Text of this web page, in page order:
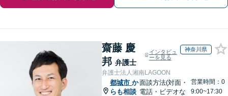
齋藤 慶
邦 弁護士
インタビュ
ーを見る
神奈川県
弁護士法人湘南LAGOON
都城市 か
らも相談
面談方法(対面・
電話・ビデオな
営業時間：0
9:00~17:30